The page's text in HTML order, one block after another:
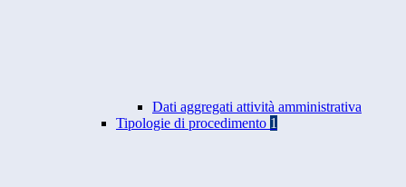
Dati aggregati attività amministrativa
Tipologie di procedimento 1